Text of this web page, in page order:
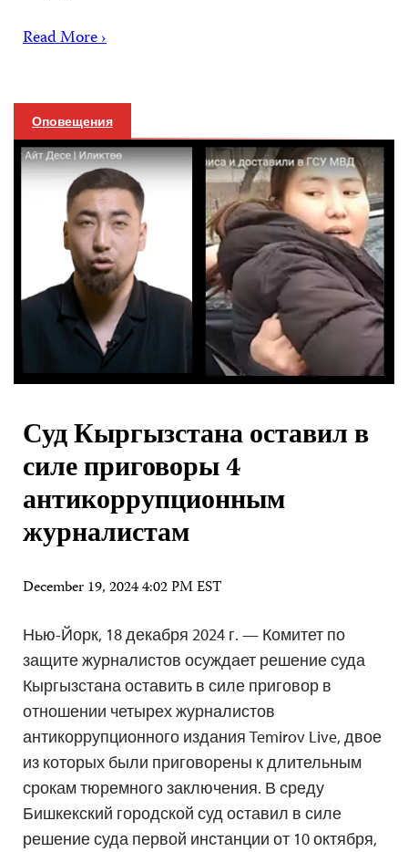
Read More ›
Оповещения
Суд Кыргызстана оставил в
силе приговоры 4
антикоррупционным
журналистам
December 19, 2024 4:02 PM EST
Нью-Йорк, 18 декабря 2024 г. — Комитет по
защите журналистов осуждает решение суда
Кыргызстана оставить в силе приговор в
отношении четырех журналистов
антикоррупционного издания Temirov Live, двое
из которых были приговорены к длительным
срокам тюремного заключения. В среду
Бишкекский городской суд оставил в силе
решение суда первой инстанции от 10 октября,